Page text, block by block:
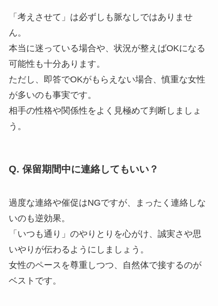
「考えさせて」は必ずしも脈なしではありませ
ん。
本当に迷っている場合や、状況が整えばOKになる
可能性も十分あります。
ただし、即答でOKがもらえない場合、慎重な女性
が多いのも事実です。
相手の性格や関係性をよく見極めて判断しましょ
う。
Q. 保留期間中に連絡してもいい？
過度な連絡や催促はNGですが、まったく連絡しな
いのも逆効果。
「いつも通り」のやりとりを心がけ、誠実さや思
いやりが伝わるようにしましょう。
女性のペースを尊重しつつ、自然体で接するのが
ベストです。